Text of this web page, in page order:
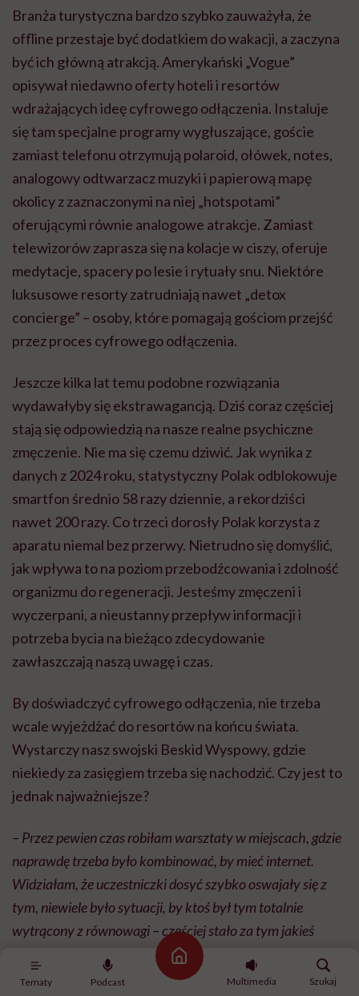
Tematy Podcast
Strona główna
Multimedia
Szukaj
Branża turystyczna bardzo szybko zauważyła, że
offline przestaje być dodatkiem do wakacji, a zaczyna
być ich główną atrakcją. Amerykański „Vogue”
opisywał niedawno oferty hoteli i resortów
wdrażających ideę cyfrowego odłączenia. Instaluje
się tam specjalne programy wygłuszające, goście
zamiast telefonu otrzymują polaroid, ołówek, notes,
analogowy odtwarzacz muzyki i papierową mapę
okolicy z zaznaczonymi na niej „hotspotami”
oferującymi równie analogowe atrakcje. Zamiast
telewizorów zaprasza się na kolacje w ciszy, oferuje
medytacje, spacery po lesie i rytuały snu. Niektóre
luksusowe resorty zatrudniają nawet „detox
concierge” – osoby, które pomagają gościom przejść
przez proces cyfrowego odłączenia.
Jeszcze kilka lat temu podobne rozwiązania
wydawałyby się ekstrawagancją. Dziś coraz częściej
stają się odpowiedzią na nasze realne psychiczne
zmęczenie. Nie ma się czemu dziwić. Jak wynika z
danych z 2024 roku, statystyczny Polak odblokowuje
smartfon średnio 58 razy dziennie, a rekordziści
nawet 200 razy. Co trzeci dorosły Polak korzysta z
aparatu niemal bez przerwy. Nietrudno się domyślić,
jak wpływa to na poziom przebodźcowania i zdolność
organizmu do regeneracji. Jesteśmy zmęczeni i
wyczerpani, a nieustanny przepływ informacji i
potrzeba bycia na bieżąco zdecydowanie
zawłaszczają naszą uwagę i czas.
By doświadczyć cyfrowego odłączenia, nie trzeba
wcale wyjeżdżać do resortów na końcu świata.
Wystarczy nasz swojski Beskid Wyspowy, gdzie
niekiedy za zasięgiem trzeba się nachodzić. Czy jest to
jednak najważniejsze?
– Przez pewien czas robiłam warsztaty w miejscach, gdzie
naprawdę trzeba było kombinować, by mieć internet.
Widziałam, że uczestniczki dosyć szybko oswajały się z
tym, niewiele było sytuacji, by ktoś był tym totalnie
wytrącony z równowagi – częściej stało za tym jakieś
realne wytłumaczenie, np. małe dzieci czy choroba. Nawet
teraz, kiedy działamy już w miejscu, gdzie internet hula,